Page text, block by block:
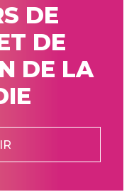
DE
DE
DE LA